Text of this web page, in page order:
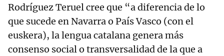
Rodríguez Teruel cree que “a diferencia de lo
que sucede en Navarra o País Vasco (con el
euskera), la lengua catalana genera más
consenso social o transversalidad de la que a